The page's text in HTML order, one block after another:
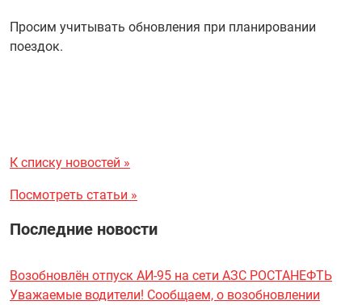
Просим учитывать обновления при планировании
поездок.
К списку новостей »
Посмотреть статьи »
Последние новости
Возобновлён отпуск АИ-95 на сети АЗС РОСТАНЕФТЬ
Уважаемые водители! Сообщаем, о возобновлении